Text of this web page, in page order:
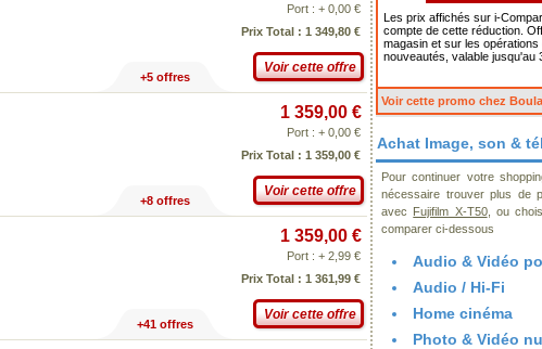
Port : + 0,00 €
Prix Total : 1 349,80 €
Voir cette offre
+5 offres
1 359,00 €
Port : + 0,00 €
Prix Total : 1 359,00 €
Voir cette offre
+8 offres
1 359,00 €
Port : + 2,99 €
Prix Total : 1 361,99 €
Voir cette offre
+41 offres
Les prix affichés sur i-
compte de cette réduction.
magasin et sur les
nouveautés, valable jusqu'au
Voir cette promo chez
Achat Image, son &
Pour continuer votre
nécessaire trouver plus de
avec Fujifilm X-T50, ou
comparer ci-dessous
Audio & Vidéo
Audio / Hi-Fi
Home cinéma
Photo & Vidéo